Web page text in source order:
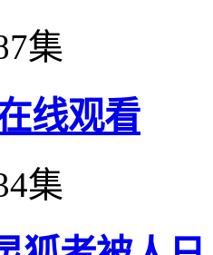
集
线观看
集